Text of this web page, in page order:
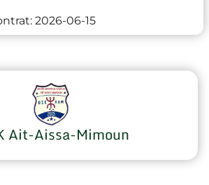
2026-06-15
Ait-Aissa-Mimoun